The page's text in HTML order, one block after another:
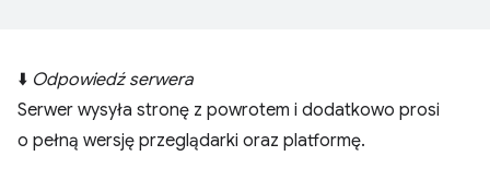
⬇️ Odpowiedź serwera
Serwer wysyła stronę z powrotem i dodatkowo prosi
o pełną wersję przeglądarki oraz platformę.